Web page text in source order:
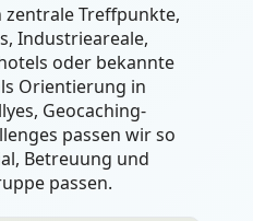
zentrale Treffpunkte,
Industrieareale,
oder bekannte
Orientierung in
Geocaching-
passen wir so
Betreuung und
passen.